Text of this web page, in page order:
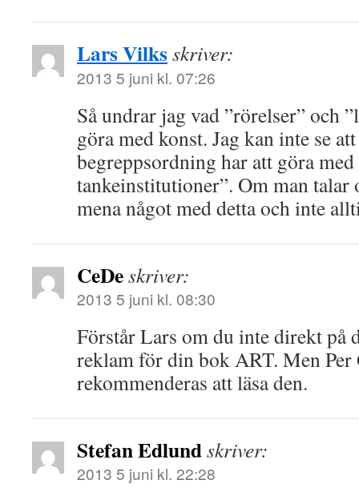
Lars Vilksskriver:
2013 5 juni kl. 07:26
Så undrar jag vad ”rörelser” och
göra med konst. Jag kan inte se
begreppsordning har att göra
tankeinstitutioner”. Om man talar
mena något med detta och inte
CeDeskriver:
2013 5 juni kl. 08:30
Förstår Lars om du inte direkt
reklam för din bok ART. Men Per
rekommenderas att läsa den.
Stefan Edlundskriver:
2013 5 juni kl. 22:28